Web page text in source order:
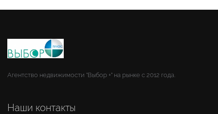
Агентство недвижимости "Выбор +" на рынке с 2012 года.
Наши контакты